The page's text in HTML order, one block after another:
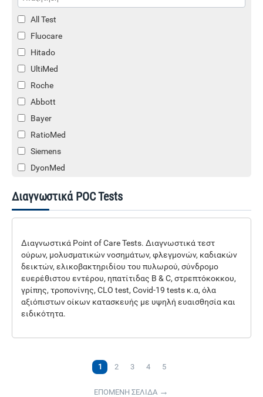
All Test
Fluocare
Hitado
UltiMed
Roche
Abbott
Bayer
RatioMed
Siemens
DyonMed
Dialab
GenBody
Sigma Medical
Winnoz
Διαγνωστικά POC Tests
Διαγνωστικά Point of Care Tests. Διαγνωστικά τεστ
ούρων, μολυσματικών νοσημάτων, φλεγμονών, καδιακών
δεικτών, ελικοβακτηριδίου του πυλωρού, σύνδρομο
ευερέθιστου εντέρου, ηπατίτιδας B & C, στρεπτόκοκκου,
γρίπης, τροπονίνης, CLO test, Covid-19 tests κ.α, όλα
αξιόπιστων οίκων κατασκευής με υψηλή ευαισθησία και
ειδικότητα.
1 2 3 4 5
ΕΠΟΜΕΝΗ ΣΕΛΙΔΑ